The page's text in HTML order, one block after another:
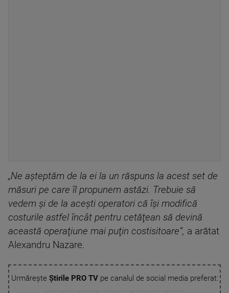
„Ne aşteptăm de la ei la un răspuns la acest set de
măsuri pe care îl propunem astăzi. Trebuie să
vedem şi de la aceşti operatori că îşi modifică
costurile astfel încât pentru cetăţean să devină
această operaţiune mai puţin costisitoare”, a arătat
Alexandru Nazare.
Urmărește Știrile PRO TVpe canalul de social media preferat: